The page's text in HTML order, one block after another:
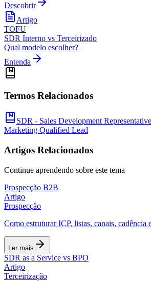
Descobrir
Artigo
TOFU
SDR Interno vs Terceirizado
Qual modelo escolher?
Entenda
Termos Relacionados
SDR - Sales Development Representative
Marketing Qualified Lead
Artigos Relacionados
Continue aprendendo sobre este tema
Prospecção B2B
Artigo
Prospecção
Como estruturar ICP, listas, canais, cadência
Ler mais
SDR as a Service vs BPO
Artigo
Terceirização